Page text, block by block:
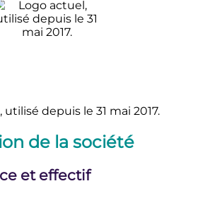
depuis le 31 mai 2017.
de la société
et effectif